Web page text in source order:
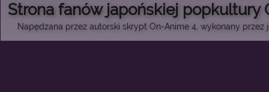
Strona fanów japońskiej popkultury
Napędzana przez autorski skrypt On-Anime 4, wykonany przez